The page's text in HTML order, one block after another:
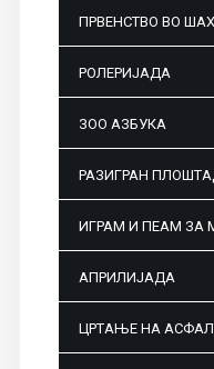
ПРВЕНСТВО ВО
РОЛЕРИЈАДА
ЗОО АЗБУКА
РАЗИГРАН
ИГРАМ И ПЕАМ ЗА
АПРИЛИЈАДА
ЦРТАЊЕ НА